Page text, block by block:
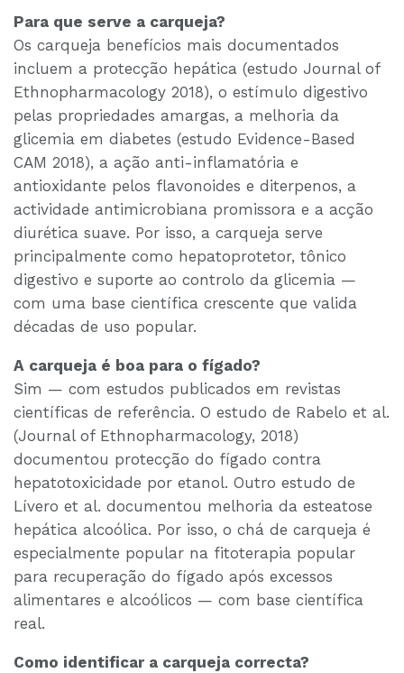
Para que serve a carqueja?
Os carqueja benefícios mais documentados
incluem a protecção hepática (estudo Journal of
Ethnopharmacology 2018), o estímulo digestivo
pelas propriedades amargas, a melhoria da
glicemia em diabetes (estudo Evidence-Based
CAM 2018), a ação anti-inflamatória e
antioxidante pelos flavonoides e diterpenos, a
actividade antimicrobiana promissora e a acção
diurética suave. Por isso, a carqueja serve
principalmente como hepatoprotetor, tônico
digestivo e suporte ao controlo da glicemia —
com uma base científica crescente que valida
décadas de uso popular.
A carqueja é boa para o fígado?
Sim — com estudos publicados em revistas
científicas de referência. O estudo de Rabelo et al.
(Journal of Ethnopharmacology, 2018)
documentou protecção do fígado contra
hepatotoxicidade por etanol. Outro estudo de
Lívero et al. documentou melhoria da esteatose
hepática alcoólica. Por isso, o chá de carqueja é
especialmente popular na fitoterapia popular
para recuperação do fígado após excessos
alimentares e alcoólicos — com base científica
real.
Como identificar a carqueja correcta?